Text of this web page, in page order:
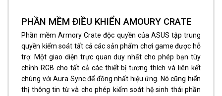
PHẦN MỀM ĐIỀU KHIỂN AMOURY CRATE
Phần mềm Armory Crate độc quyền của ASUS tập trung
quyền kiểm soát tất cả các sản phẩm chơi game được hỗ
trợ. Một giao diện trực quan duy nhất cho phép bạn tùy
chỉnh RGB cho tất cả các thiết bị tương thích và liên kết
chúng với Aura Sync để đồng nhất hiệu ứng. Nó cũng hiển
thị thông tin từ và cho phép kiểm soát hệ sinh thái phần